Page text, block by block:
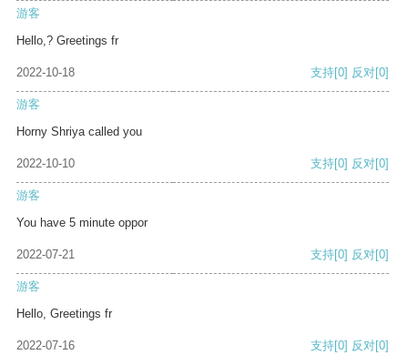
游客
Hello,? Greetings fr
2022-10-18 支持[0] 反对[0]
游客
Horny Shriya called you
2022-10-10 支持[0] 反对[0]
游客
You have 5 minute oppor
2022-07-21 支持[0] 反对[0]
游客
Hello, Greetings fr
2022-07-16 支持[0] 反对[0]